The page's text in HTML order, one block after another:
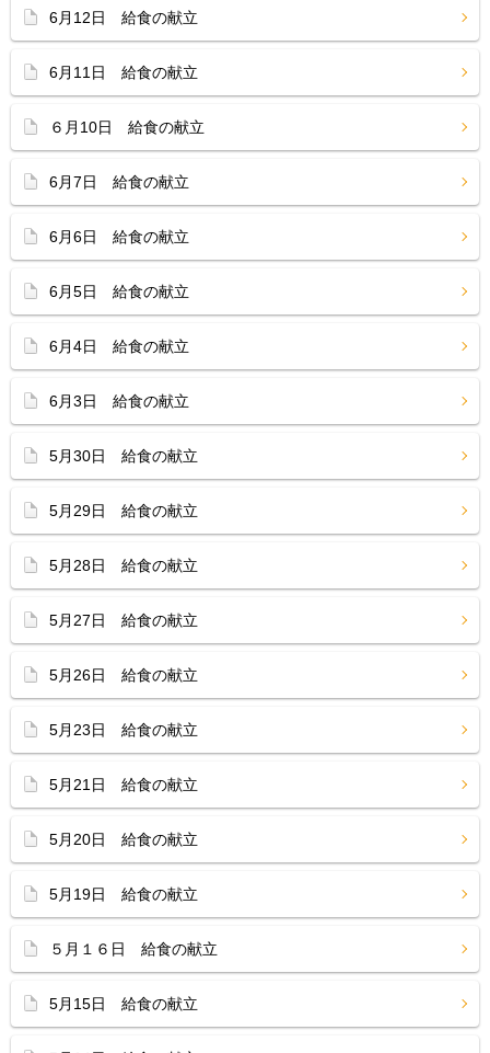
6月12日 給食の献立
6月11日 給食の献立
６月10日 給食の献立
6月7日 給食の献立
6月6日 給食の献立
6月5日 給食の献立
6月4日 給食の献立
6月3日 給食の献立
5月30日 給食の献立
5月29日 給食の献立
5月28日 給食の献立
5月27日 給食の献立
5月26日 給食の献立
5月23日 給食の献立
5月21日 給食の献立
5月20日 給食の献立
5月19日 給食の献立
５月１６日 給食の献立
5月15日 給食の献立